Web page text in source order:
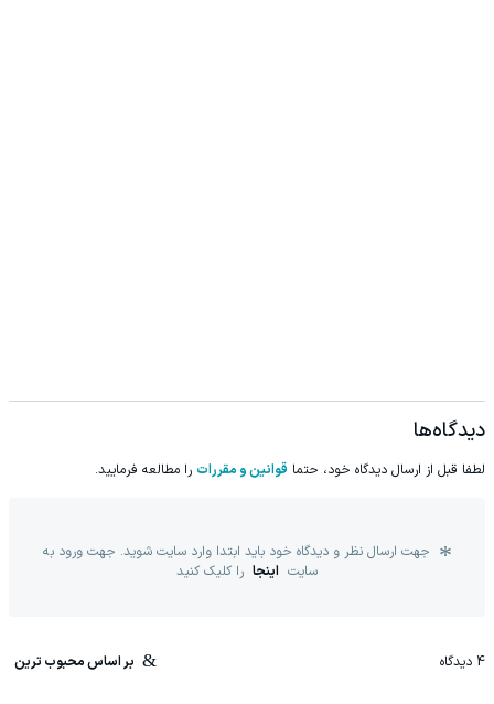
دیدگاه‌ها
لطفا قبل از ارسال دیدگاه خود، حتما قوانین و مقررات را مطالعه فرمایید.
جهت ارسال نظر و دیدگاه خود باید ابتدا وارد سایت شوید. جهت ورود به
سایت اینجا را کلیک کنید
4 دیدگاه بر اساس محبوب ترین